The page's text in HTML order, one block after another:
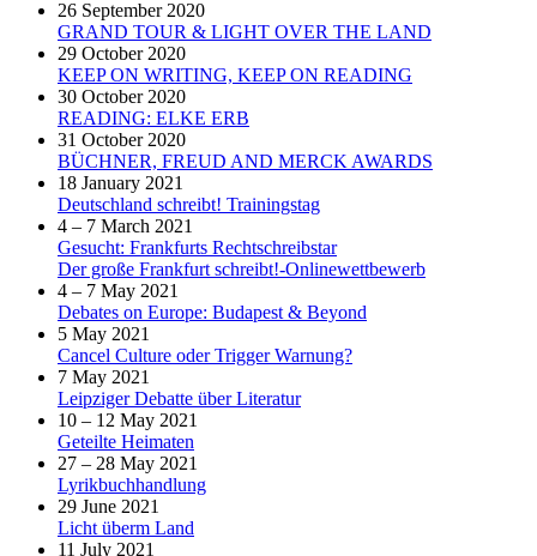
26 September 2020
GRAND TOUR & LIGHT OVER THE LAND
29 October 2020
KEEP ON WRITING, KEEP ON READING
30 October 2020
READING: ELKE ERB
31 October 2020
BÜCHNER, FREUD AND MERCK AWARDS
18 January 2021
Deutschland schreibt! Trainingstag
4 – 7 March 2021
Gesucht: Frankfurts Rechtschreibstar
Der große Frankfurt schreibt!-Onlinewettbewerb
4 – 7 May 2021
Debates on Europe: Budapest & Beyond
5 May 2021
Cancel Culture oder Trigger Warnung?
7 May 2021
Leipziger Debatte über Literatur
10 – 12 May 2021
Geteilte Heimaten
27 – 28 May 2021
Lyrikbuchhandlung
29 June 2021
Licht überm Land
11 July 2021